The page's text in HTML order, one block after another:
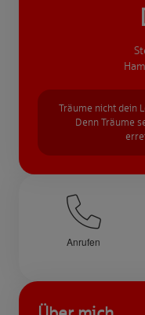
Träume nicht dein
Denn Träume
Anrufen